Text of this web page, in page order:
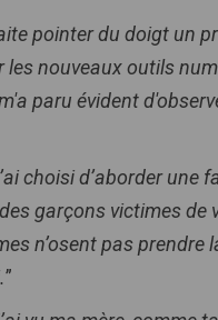
pointer du doigt un
nouveaux outils
paru évident
choisi d’aborder une
garçons victimes de
n’osent pas prendre
”